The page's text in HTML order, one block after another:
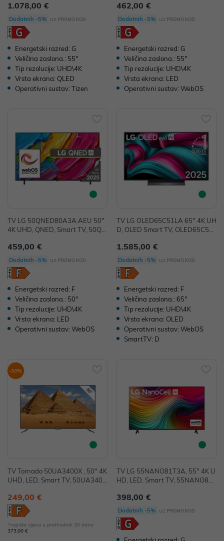
1.078,00 €
Dodatnih -5% uz PROMO KOD
Energetski razred: G
Veličina zaslona.: 55"
Tip rezolucije: UHD\4K
Vrsta ekrana: QLED
Operativni sustav: Tizen
462,00 €
Dodatnih -5% uz PROMO KOD
Energetski razred: G
Veličina zaslona.: 55"
Tip rezolucije: UHD\4K
Vrsta ekrana: LED
Operativni sustav: WebOS
TV LG 50QNED80A3A.AEU 50"
4K UHD, QNED, Smart TV, 50QN
459,00 €
Dodatnih -5% uz PROMO KOD
Energetski razred: F
Veličina zaslona.: 50"
Tip rezolucije: UHD\4K
Vrsta ekrana: LED
Operativni sustav: WebOS
TV LG OLED65C51LA 65" 4K UH
D, OLED Smart TV, OLED65C51L
1.585,00 €
Dodatnih -5% uz PROMO KOD
Energetski razred: F
Veličina zaslona.: 65"
Tip rezolucije: UHD\4K
Vrsta ekrana: OLED
Operativni sustav: WebOS
SmartTV: D
-33%
TV Tornado 50UA3400X , 50" 4K
UHD, LED, Smart TV, 50UA3400
249,00 €
*najniža cijena u prethodnih 30 dana
373,00 €
TV LG 55NANO81T3A, 55" 4K U
HD, LED, Smart TV, 55NANO81T
398,00 €
Dodatnih -5% uz PROMO KOD